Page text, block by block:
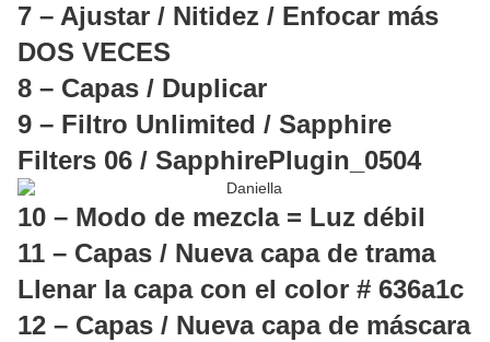
7 – Ajustar / Nitidez / Enfocar más
DOS VECES
8 – Capas / Duplicar
9 – Filtro Unlimited / Sapphire
Filters 06 / SapphirePlugin_0504
10 – Modo de mezcla = Luz débil
11 – Capas / Nueva capa de trama
Llenar la capa con el color # 636a1c
12 – Capas / Nueva capa de máscara